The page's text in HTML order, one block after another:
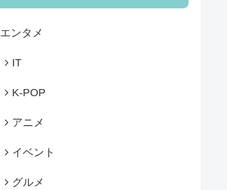
エンタメ
IT
K-POP
アニメ
イベント
グルメ